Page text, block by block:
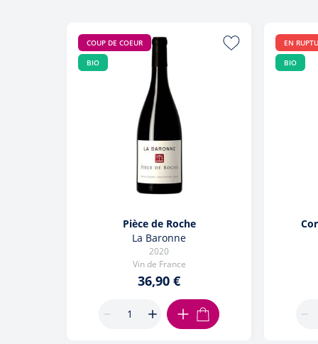
COUP DE COEUR
BIO
Pièce de Roche
La Baronne
2020
Vin de France
36,90 €
AJOUTER AU PANIER
EN
BIO